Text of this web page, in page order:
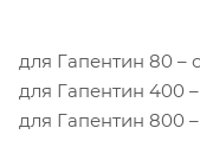
для Гапентин 80 –
для Гапентин 400
для Гапентин 800 –